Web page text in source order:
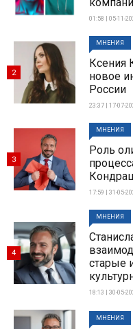
01:58 | 05-11-
МНЕНИЯ
Ксения
новое
России
23:37 | 17-07-
2
МНЕНИЯ
Роль
17:59 | 31-05-
3
МНЕНИЯ
старые
18:13 | 30-05-
4
МНЕНИЯ